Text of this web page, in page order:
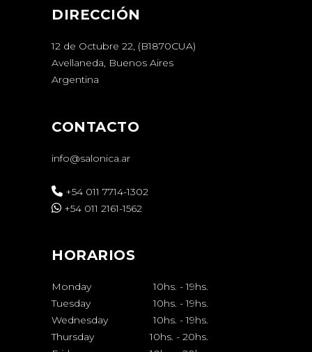
DIRECCIÓN
12 de Octubre 22, (B1870CUA)
Avellaneda, Buenos Aires
Argentina
CONTACTO
info@salonica.ar
+54 011 7714-1302
+54 011 2161-1562
HORARIOS
Monday 10hs. - 19hs.
Tuesday
10hs. - 19hs.
Wednesday
10hs. - 19hs.
Thursday
10hs. - 20hs.